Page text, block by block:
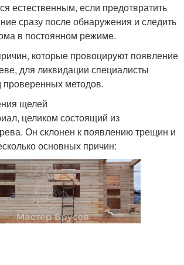
естественным, если предотвратить
сразу после обнаружения и следить
в постоянном режиме.
которые провоцируют появление
для ликвидации специалисты
проверенных методов.
щелей
целиком состоящий из
Он склонен к появлению трещин и
основных причин: